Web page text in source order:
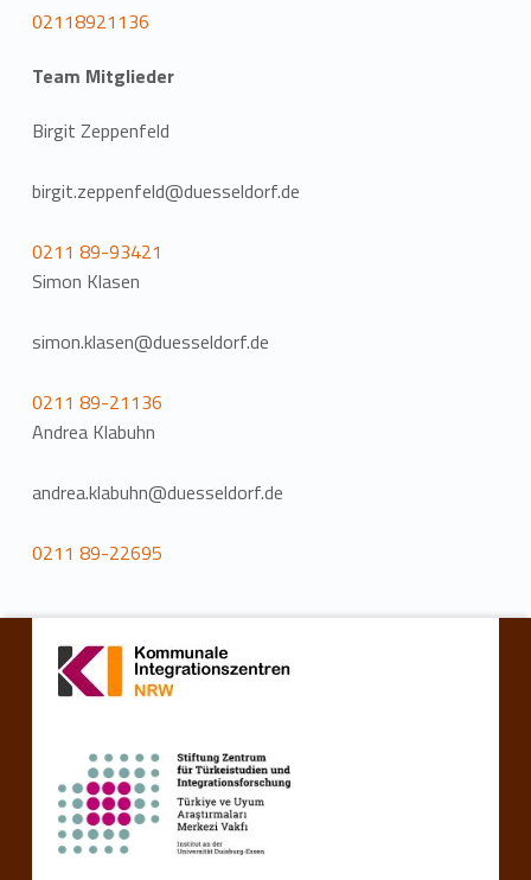
02118921136
Team Mitglieder
Birgit Zeppenfeld
birgit.zeppenfeld@duesseldorf.de
0211 89-93421
Simon Klasen
simon.klasen@duesseldorf.de
0211 89-21136
Andrea Klabuhn
andrea.klabuhn@duesseldorf.de
0211 89-22695